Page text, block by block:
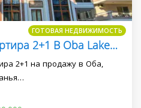
ГОТОВАЯ НЕДВИЖИМОСТЬ
Меблированная Квартира 2+1 В Oba Lake Residence
2+1 на продажу в Оба,